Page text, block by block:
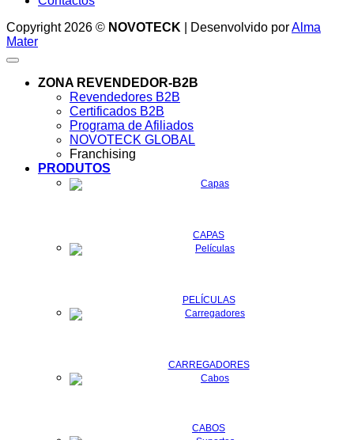
Copyright 2026 © NOVOTECK | Desenvolvido porAlma
Mater
ZONA REVENDEDOR-B2B
Revendedores B2B
Certificados B2B
Programa de Afiliados
NOVOTECK GLOBAL
Franchising
PRODUTOS
CAPAS
PELÍCULAS
CARREGADORES
CABOS